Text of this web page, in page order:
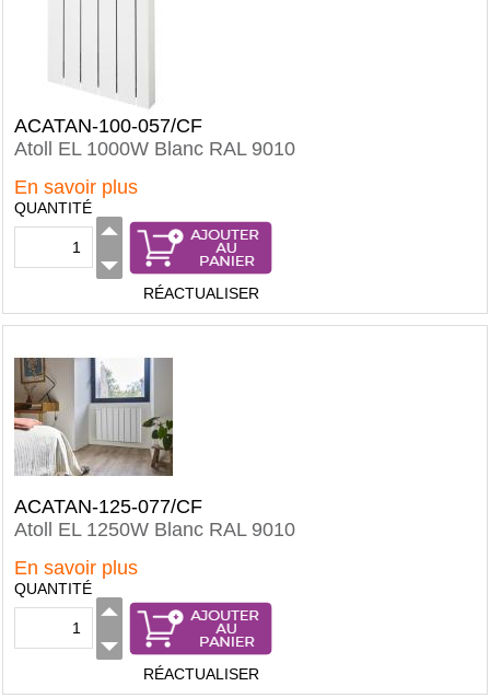
ACATAN-100-057/CF
Atoll EL 1000W Blanc RAL 9010
En savoir plus
QUANTITÉ
RÉACTUALISER
ACATAN-125-077/CF
Atoll EL 1250W Blanc RAL 9010
En savoir plus
QUANTITÉ
RÉACTUALISER